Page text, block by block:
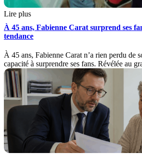
Lire plus
À 45 ans, Fabienne Carat surprend ses
tendance
À 45 ans, Fabienne Carat n’a rien perdu de
capacité à surprendre ses fans. Révélée au